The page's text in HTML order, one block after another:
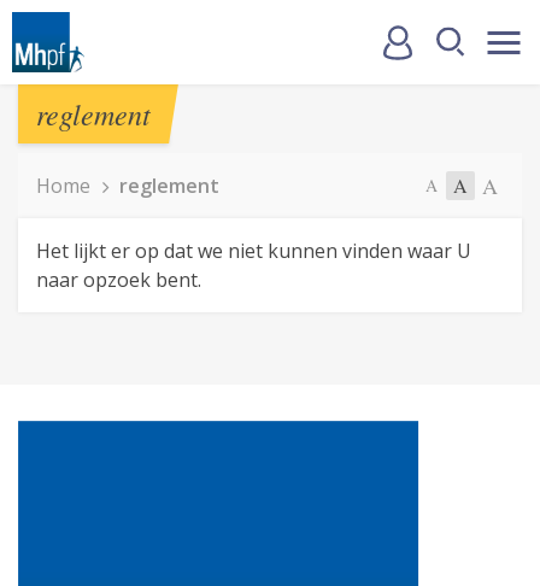
reglement
Home reglement A A A
Het lijkt er op dat we niet kunnen vinden waar U
naar opzoek bent.